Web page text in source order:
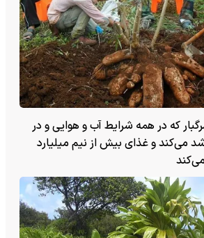
که در همه شرایط آب و هوایی و در
می‌کند و غذای بیش از نیم میلیارد